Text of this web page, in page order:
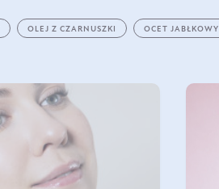
OLEJ Z CZARNUSZKI OCET JABŁKOWY